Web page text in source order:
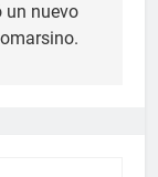
un nuevo